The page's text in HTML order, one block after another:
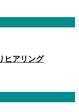
ヒアリング